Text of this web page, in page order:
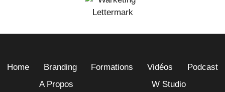
Home Branding Formations Vidéos
Podcast
A Propos
W Studio